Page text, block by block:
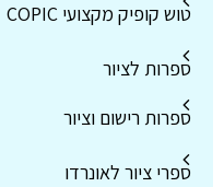
טוש קופיק מקצועי COPIC
ספרות לציור
ספרות רישום וציור
ספרי ציור לאונרדו